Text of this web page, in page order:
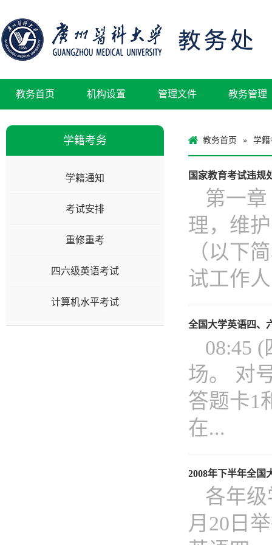
教务首页 机构设置 管理文件 教务管理
学籍考务
学籍通知
考试安排
重修重考
四六级英语考试
计算机水平考试
教务首页 » 学籍
国家教育考试违规
第一
理，维
（以下
试工作
全国大学英语四、
08:45
场。 对
答题卡1
在...
2008年下半年全国
各年
月20日